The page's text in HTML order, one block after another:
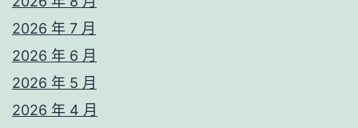
2026 年 7 月
2026 年 6 月
2026 年 5 月
2026 年 4 月